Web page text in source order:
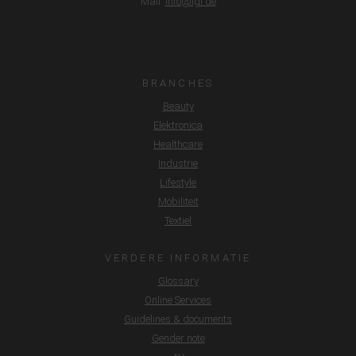
BRANCHES
Beauty
Elektronica
Healthcare
Industrie
Lifestyle
Mobiliteit
Textiel
VERDERE INFORMATIE
Glossary
Online Services
Guidelines & documents
Gender note